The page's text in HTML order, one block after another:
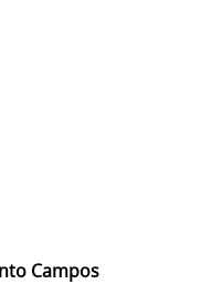
Campos